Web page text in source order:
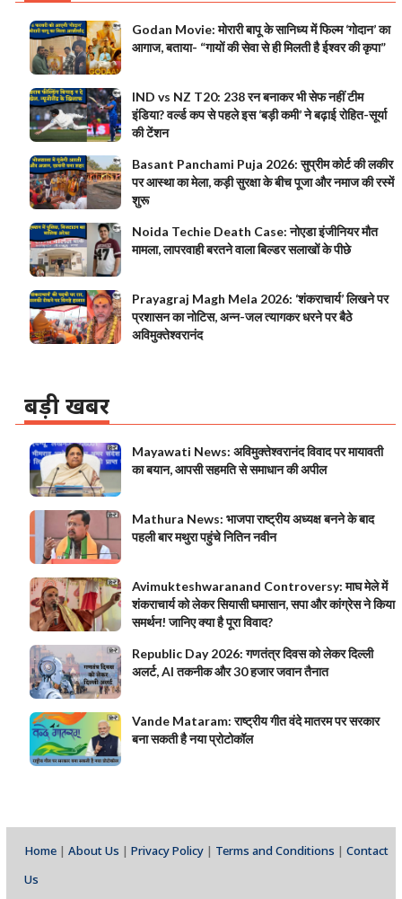
Godan Movie: मोरारी बापू के सानिध्य में फिल्म ‘गोदान’ का
आगाज, बताया- “गायों की सेवा से ही मिलती है ईश्वर की कृपा”
IND vs NZ T20: 238 रन बनाकर भी सेफ नहीं टीम
इंडिया? वर्ल्ड कप से पहले इस ‘बड़ी कमी’ ने बढ़ाई रोहित-सूर्या
की टेंशन
Basant Panchami Puja 2026: सुप्रीम कोर्ट की लकीर
पर आस्था का मेला, कड़ी सुरक्षा के बीच पूजा और नमाज की रस्में
शुरू
Noida Techie Death Case: नोएडा इंजीनियर मौत
मामला, लापरवाही बरतने वाला बिल्डर सलाखों के पीछे
Prayagraj Magh Mela 2026: ‘शंकराचार्य’ लिखने पर
प्रशासन का नोटिस, अन्न-जल त्यागकर धरने पर बैठे
अविमुक्तेश्वरानंद
बड़ी खबर
Mayawati News: अविमुक्तेश्वरानंद विवाद पर मायावती
का बयान, आपसी सहमति से समाधान की अपील
Mathura News: भाजपा राष्ट्रीय अध्यक्ष बनने के बाद
पहली बार मथुरा पहुंचे नितिन नवीन
Avimukteshwaranand Controversy: माघ मेले में
शंकराचार्य को लेकर सियासी घमासान, सपा और कांग्रेस ने किया
समर्थन! जानिए क्या है पूरा विवाद?
Republic Day 2026: गणतंत्र दिवस को लेकर दिल्ली
अलर्ट, AI तकनीक और 30 हजार जवान तैनात
Vande Mataram: राष्ट्रीय गीत वंदे मातरम पर सरकार
बना सकती है नया प्रोटोकॉल
Home| About Us | Privacy Policy| Terms and Conditions | Contact
Us